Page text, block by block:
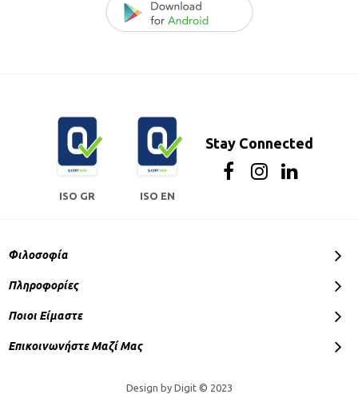
ISO GR ISO EN
Stay Connected
Φιλοσοφία
Πληροφορίες
Ποιοι Είμαστε
Επικοινωνήστε Μαζί Μας
Design by Digit © 2023